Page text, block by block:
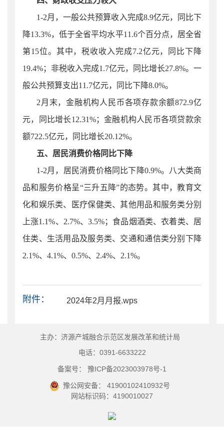
1-2月 ，一般公共预算收入完成8.9亿元，同比下
降13.3%，低于全省平均水平11.6个百分点，居全省
第15位。其中，税收收入完成7.2亿元，同比下降
19.4%；非税收入完成1.7亿元，同比增长27.8%。一
般公共预算支出11.7亿元，同比下降8.0%。
2月末，金融机构人民币各项存款余额872.9亿
元，同比增长1 2.31%；金融机构人民币各项贷款余
额722.5亿元，同比增长20.12%。
五、居民消费价格同比下降
1-2月，居民消费价格同比下降0.9%。八大类商
品和服务价格呈“三升五降”的态势。其中，教育文
化和娱乐类、医疗保健类、其他用品和服务类分别
上涨1.1%、2.7%、3.5%；食品烟酒类、衣着类、居
住类、生活用品及服务类、交通和通信类分别下降
2.1%、4.1%、0.5%、2.4%、2.1%。
附件： 2024年2月月报.wps
主办：济源产城融合示范区发展改革和统计局
电话：0391-6633222
备案号： 豫ICP备2023003978号-1
豫公网安备： 41900102410932号
网站标识码：4190010027